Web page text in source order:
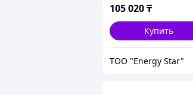
105 020₸
Купить
ТОО "Energy Star"